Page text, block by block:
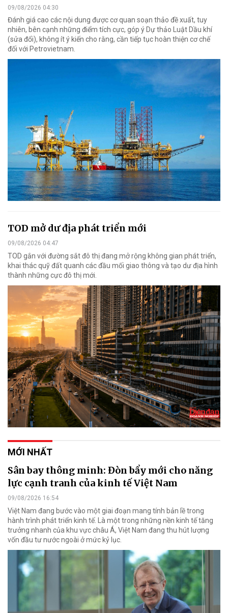
09/08/2026 04:30
Đánh giá cao các nội dung được cơ quan soạn thảo đề xuất, tuy
nhiên, bên cạnh những điểm tích cực, góp ý Dự thảo Luật Dầu khí
(sửa đổi), không ít ý kiến cho rằng, cần tiếp tục hoàn thiện cơ chế
đối với Petrovietnam.
TOD mở dư địa phát triển mới
09/08/2026 04:47
TOD gắn với đường sắt đô thị đang mở rộng không gian phát triển,
khai thác quỹ đất quanh các đầu mối giao thông và tạo dư địa hình
thành những cực đô thị mới.
MỚI NHẤT
Sân bay thông minh: Đòn bẩy mới cho năng
lực cạnh tranh của kinh tế Việt Nam
09/08/2026 16:54
Việt Nam đang bước vào một giai đoạn mang tính bản lề trong
hành trình phát triển kinh tế. Là một trong những nền kinh tế tăng
trưởng nhanh của khu vực châu Á, Việt Nam đang thu hút lượng
vốn đầu tư nước ngoài ở mức kỷ lục.